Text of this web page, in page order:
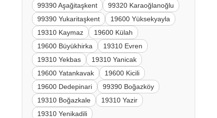
99390 Aşağitaşkent
99320 Karaoğlanoğlu
99390 Yukaritaşkent
19600 Yüksekyayla
19310 Kaymaz
19600 Külah
19600 Büyükhirka
19310 Evren
19310 Yekbas
19310 Yanicak
19600 Yatankavak
19600 Kicili
19600 Dedepinari
99390 Boğazköy
19310 Boğazkale
19310 Yazir
19310 Yenikadili